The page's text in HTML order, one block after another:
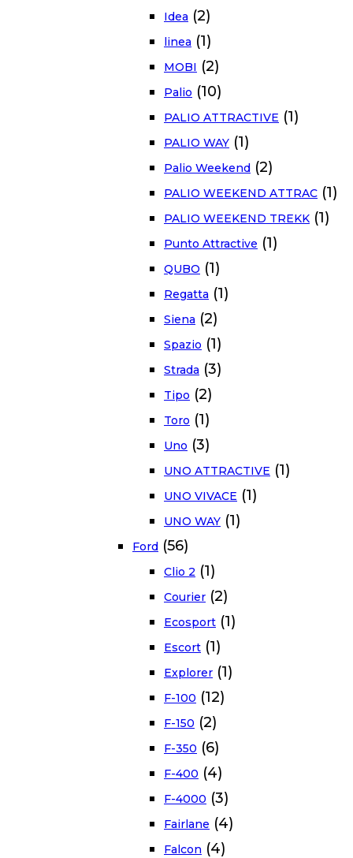
Idea (2)
linea (1)
MOBI (2)
Palio (10)
PALIO ATTRACTIVE (1)
PALIO WAY (1)
Palio Weekend (2)
PALIO WEEKEND ATTRAC (1)
PALIO WEEKEND TREKK (1)
Punto Attractive (1)
QUBO (1)
Regatta (1)
Siena (2)
Spazio (1)
Strada (3)
Tipo (2)
Toro (1)
Uno (3)
UNO ATTRACTIVE (1)
UNO VIVACE (1)
UNO WAY (1)
Ford (56)
Clio 2 (1)
Courier (2)
Ecosport (1)
Escort (1)
Explorer (1)
F-100 (12)
F-150 (2)
F-350 (6)
F-400 (4)
F-4000 (3)
Fairlane (4)
Falcon (4)